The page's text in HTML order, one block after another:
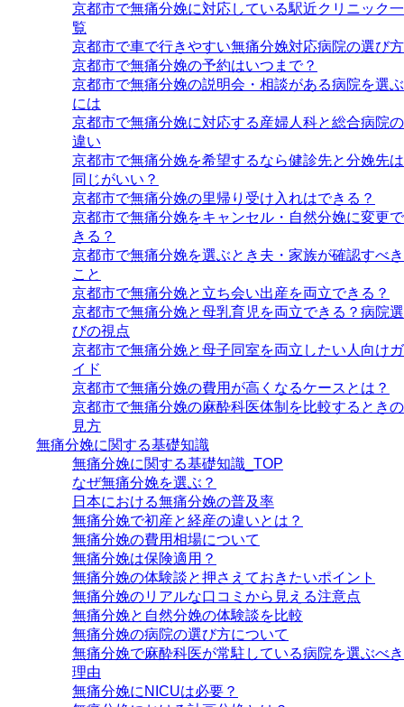
京都市で無痛分娩に対応している駅近クリニック一
覧
京都市で車で行きやすい無痛分娩対応病院の選び方
京都市で無痛分娩の予約はいつまで？
京都市で無痛分娩の説明会・相談がある病院を選ぶ
には
京都市で無痛分娩に対応する産婦人科と総合病院の
違い
京都市で無痛分娩を希望するなら健診先と分娩先は
同じがいい？
京都市で無痛分娩の里帰り受け入れはできる？
京都市で無痛分娩をキャンセル・自然分娩に変更で
きる？
京都市で無痛分娩を選ぶとき夫・家族が確認すべき
こと
京都市で無痛分娩と立ち会い出産を両立できる？
京都市で無痛分娩と母乳育児を両立できる？病院選
びの視点
京都市で無痛分娩と母子同室を両立したい人向けガ
イド
京都市で無痛分娩の費用が高くなるケースとは？
京都市で無痛分娩の麻酔科医体制を比較するときの
見方
無痛分娩に関する基礎知識
無痛分娩に関する基礎知識_TOP
なぜ無痛分娩を選ぶ？
日本における無痛分娩の普及率
無痛分娩で初産と経産の違いとは？
無痛分娩の費用相場について
無痛分娩は保険適用？
無痛分娩の体験談と押さえておきたいポイント
無痛分娩のリアルな口コミから見える注意点
無痛分娩と自然分娩の体験談を比較
無痛分娩の病院の選び方について
無痛分娩で麻酔科医が常駐している病院を選ぶべき
理由
無痛分娩にNICUは必要？